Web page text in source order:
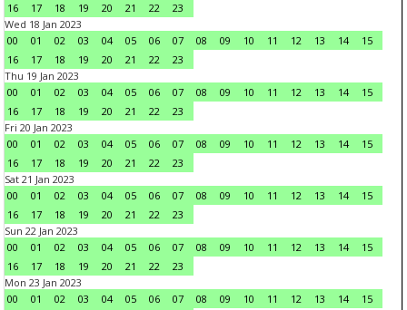
16
17 18 19 20 21 22
23
Wed 18 Jan 2023
00
01 02 03 04 05 06 07 08 09 10 11 12 13 14
15
16
17 18 19 20 21 22
23
Thu 19 Jan 2023
00
01 02 03 04 05 06 07 08 09 10 11 12 13 14
15
16
17 18 19 20 21 22
23
Fri 20 Jan 2023
00
01 02 03 04 05 06 07 08 09 10 11 12 13 14
15
16
17 18 19 20 21 22
23
Sat 21 Jan 2023
00
01 02 03 04 05 06 07 08 09 10 11 12 13 14
15
16
17 18 19 20 21 22
23
Sun 22 Jan 2023
00
01 02 03 04 05 06 07 08 09 10 11 12 13 14
15
16
17 18 19 20 21 22
23
Mon 23 Jan 2023
00
01 02 03 04 05 06 07 08 09 10 11 12 13 14
15